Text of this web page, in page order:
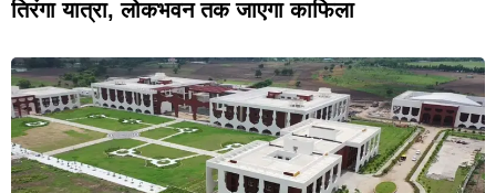
तिरंगा यात्रा, लोकभवन तक जाएगा काफिला